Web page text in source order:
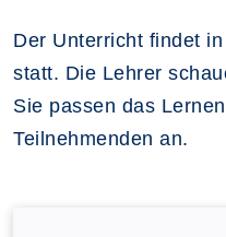
Der Unterricht findet
statt. Die Lehrer
Sie passen das
Teilnehmenden an.